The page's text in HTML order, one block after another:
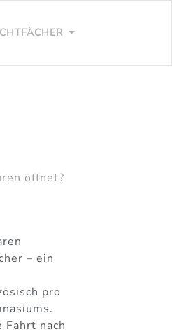
öffnet?
– ein
pro
nach